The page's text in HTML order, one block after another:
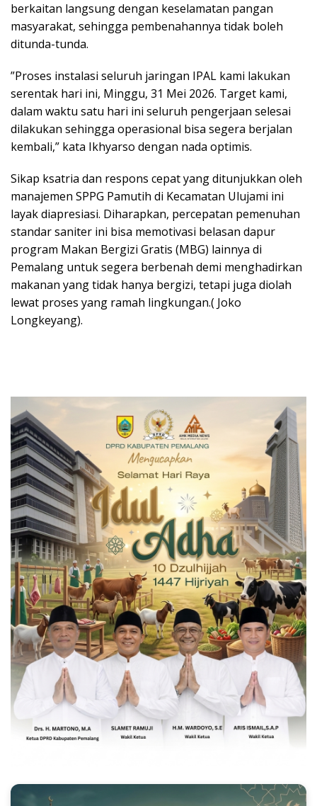
berkaitan langsung dengan keselamatan pangan
masyarakat, sehingga pembenahannya tidak boleh
ditunda-tunda.
​”Proses instalasi seluruh jaringan IPAL kami lakukan
serentak hari ini, Minggu, 31 Mei 2026. Target kami,
dalam waktu satu hari ini seluruh pengerjaan selesai
dilakukan sehingga operasional bisa segera berjalan
kembali,” kata Ikhyarso dengan nada optimis.
​Sikap ksatria dan respons cepat yang ditunjukkan oleh
manajemen SPPG Pamutih di Kecamatan Ulujami ini
layak diapresiasi. Diharapkan, percepatan pemenuhan
standar saniter ini bisa memotivasi belasan dapur
program Makan Bergizi Gratis (MBG) lainnya di
Pemalang untuk segera berbenah demi menghadirkan
makanan yang tidak hanya bergizi, tetapi juga diolah
lewat proses yang ramah lingkungan.( Joko
Longkeyang).